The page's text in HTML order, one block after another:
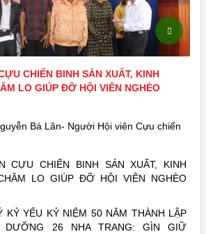
CHIẾN BINH SẢN XUẤT, KINH
LO GIÚP ĐỠ HỘI VIÊN NGHÈO
Bá Lân- Người Hội viên Cựu chiến
CỰU CHIẾN BINH SẢN XUẤT, KINH
LO GIÚP ĐỠ HỘI VIÊN NGHÈO
KỶ YẾU KỶ NIỆM 50 NĂM THÀNH LẬP
26 NHA TRANG: GÌN GIỮ